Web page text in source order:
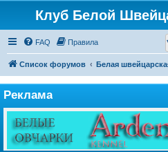
Клуб Белой
FAQ Правила
Список форумов Белая
Реклама